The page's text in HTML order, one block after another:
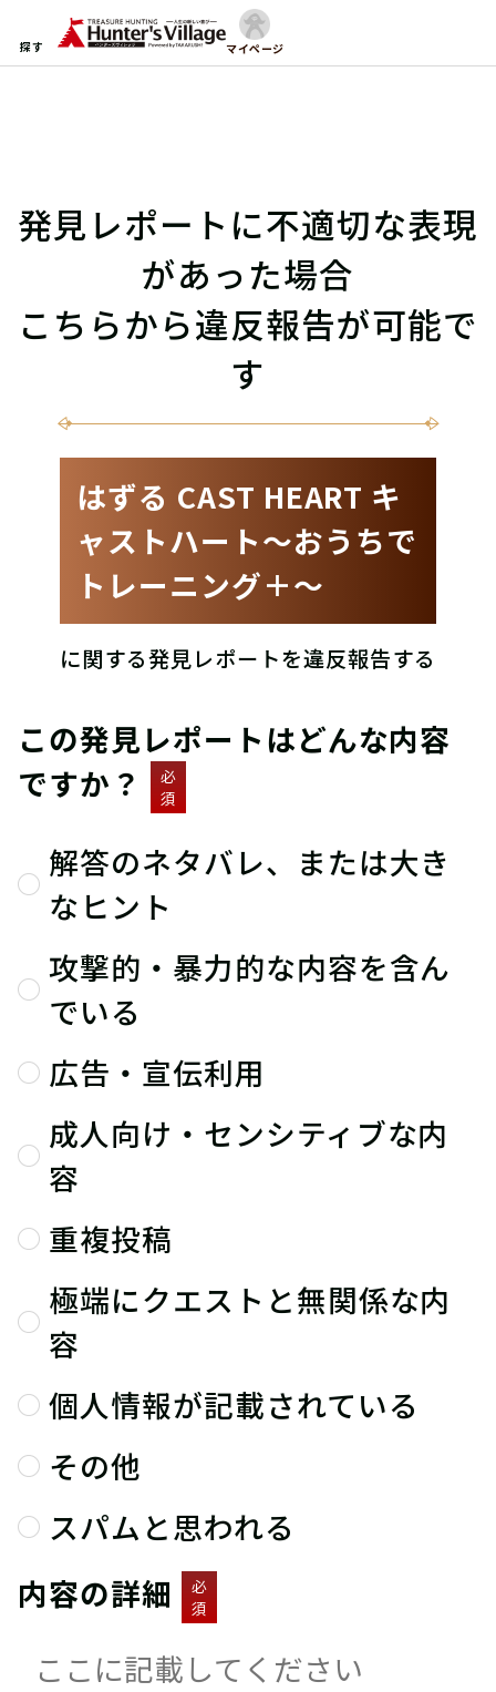
探す マイページ
発見レポートに不適切な表現
があった場合
こちらから違反報告が可能で
す
はずる CAST HEART キ
ャストハート〜おうちで
トレーニング＋〜
に関する発見レポートを違反報告する
この発見レポートはどんな内容
ですか？
必
須
解答のネタバレ、または大き
なヒント
攻撃的・暴力的な内容を含ん
でいる
広告・宣伝利用
成人向け・センシティブな内
容
重複投稿
極端にクエストと無関係な内
容
個人情報が記載されている
その他
スパムと思われる
内容の詳細
必
須